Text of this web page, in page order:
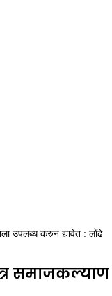
उपलब्ध करुन द्यावेत : लोंढे